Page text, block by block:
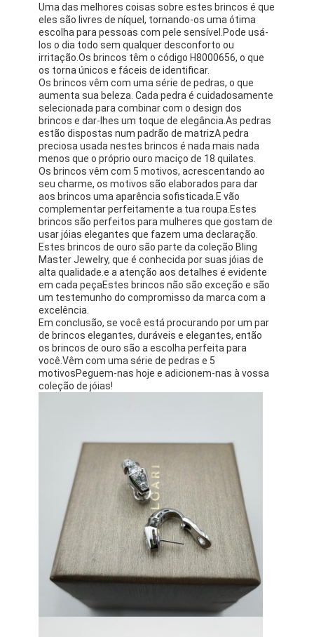
Uma das melhores coisas sobre estes brincos é que
eles são livres de níquel, tornando-os uma ótima
escolha para pessoas com pele sensível.Pode usá-
los o dia todo sem qualquer desconforto ou
irritação.Os brincos têm o código H8000656, o que
os torna únicos e fáceis de identificar.
Os brincos vêm com uma série de pedras, o que
aumenta sua beleza. Cada pedra é cuidadosamente
selecionada para combinar com o design dos
brincos e dar-lhes um toque de elegância.As pedras
estão dispostas num padrão de matrizA pedra
preciosa usada nestes brincos é nada mais nada
menos que o próprio ouro maciço de 18 quilates.
Os brincos vêm com 5 motivos, acrescentando ao
seu charme, os motivos são elaborados para dar
aos brincos uma aparência sofisticada.E vão
complementar perfeitamente a tua roupa.Estes
brincos são perfeitos para mulheres que gostam de
usar jóias elegantes que fazem uma declaração.
Estes brincos de ouro são parte da coleção Bling
Master Jewelry, que é conhecida por suas jóias de
alta qualidade.e a atenção aos detalhes é evidente
em cada peçaEstes brincos não são exceção e são
um testemunho do compromisso da marca com a
excelência.
Em conclusão, se você está procurando por um par
de brincos elegantes, duráveis e elegantes, então
os brincos de ouro são a escolha perfeita para
você.Vêm com uma série de pedras e 5
motivosPeguem-nas hoje e adicionem-nas à vossa
coleção de jóias!